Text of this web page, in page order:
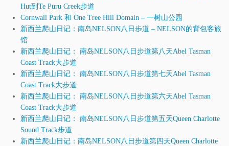
Hut到Te Puru Creek步道
Cornwall Park 和 One Tree Hill Domain – 一树山公园
新西兰爬山日记：南岛NELSON八日步道 – NELSON的背包客旅
馆
新西兰爬山日记： 南岛NELSON八日步道第八天Abel Tasman
Coast Track大步道
新西兰爬山日记： 南岛NELSON八日步道第七天Abel Tasman
Coast Track大步道
新西兰爬山日记： 南岛NELSON八日步道第六天Abel Tasman
Coast Track大步道
新西兰爬山日记： 南岛NELSON八日步道第五天Queen Charlotte
Sound Track步道
新西兰爬山日记：南岛NELSON八日步道第四天Queen Charlotte